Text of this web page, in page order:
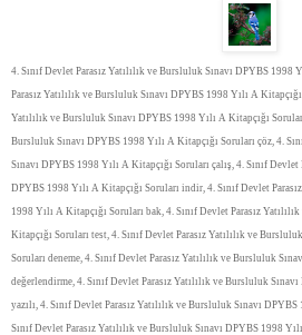
4. Sınıf Devlet Parasız Yatılılık ve Bursluluk Sınavı DPYBS 1998
Parasız Yatılılık ve Bursluluk Sınavı DPYBS 1998 Yılı A
Yatılılık ve Bursluluk Sınavı DPYBS 1998 Yılı A Kitapçığı
Bursluluk Sınavı DPYBS 1998 Yılı A Kitapçığı Soruları çöz, 4.
Sınavı DPYBS 1998 Yılı A Kitapçığı Soruları çalış, 4. Sınıf Devlet
DPYBS 1998 Yılı A Kitapçığı Soruları indir, 4. Sınıf Devlet
1998 Yılı A Kitapçığı Soruları bak, 4. Sınıf Devlet Parasız
Kitapçığı Soruları test, 4. Sınıf Devlet Parasız Yatılılık ve
Soruları deneme, 4. Sınıf Devlet Parasız Yatılılık ve Bursluluk
değerlendirme, 4. Sınıf Devlet Parasız Yatılılık ve Bursluluk
yazılı, 4. Sınıf Devlet Parasız Yatılılık ve Bursluluk Sınavı
Sınıf Devlet Parasız Yatılılık ve Bursluluk Sınavı DPYBS 1998